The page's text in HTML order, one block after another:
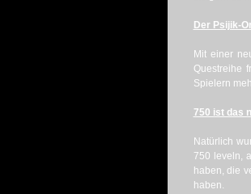
Der Psijik-
Mit einer
Questreihe
Spielern
750 ist das
Natürlich
750 leveln,
haben, die
haben.